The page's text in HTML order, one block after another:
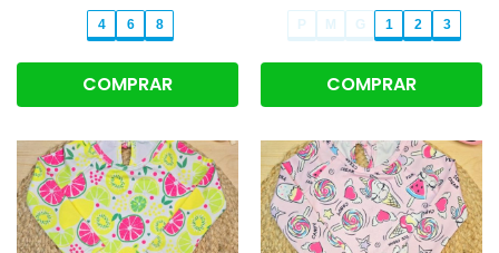
4 6 8
COMPRAR
P M G 1 2 3
COMPRAR